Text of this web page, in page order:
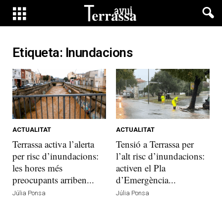
Etiqueta: Inundacions
ACTUALITAT
Terrassa activa l’alerta
per risc d’inundacions:
les hores més
preocupants arriben...
Júlia Ponsa
ACTUALITAT
Tensió a Terrassa per
l’alt risc d’inundacions:
activen el Pla
d’Emergència...
Júlia Ponsa